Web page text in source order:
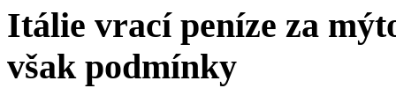
Itálie vrací peníze za
však podmínky